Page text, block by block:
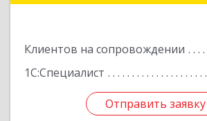
Клиентов на сопровождении
1С:Специалист
Отправить заявку
Отправить заявку